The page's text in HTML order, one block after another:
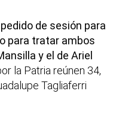
pedido de sesión para
para tratar ambos
y el de Ariel
la Patria reúnen 34,
Tagliaferri